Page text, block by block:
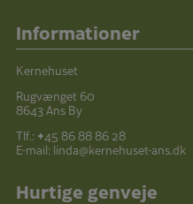
Informationer
Kernehuset
Rugvænget 60
8643 Ans By
Tlf.: +45 86 88 86 28
E-mail: linda@kernehuset-ans.dk
Hurtige genveje